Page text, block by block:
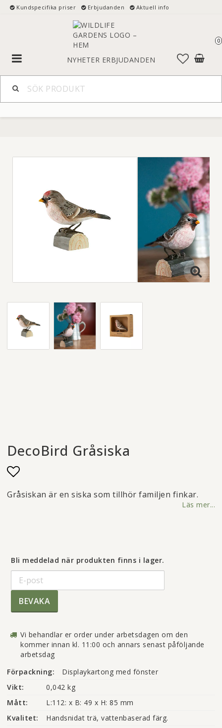
Kundspecifika priser Erbjudanden Aktuell info
NYHETER ERBJUDANDEN
0
Toggle
navigation
DecoBird Gråsiska
Lägg till i favoritlistan
Gråsiskan är en siska som tillhör familjen finkar.
Läs mer...
Bli meddelad när produkten finns i lager.
BEVAKA
Vi behandlar er order under arbetsdagen om den
kommer innan kl. 11:00 och annars senast påföljande
arbetsdag
Förpackning:
Displaykartong med fönster
Vikt:
0,042 kg
Mått:
L:112: x B: 49 x H: 85 mm
Kvalitet:
Handsnidat trä, vattenbaserad färg.